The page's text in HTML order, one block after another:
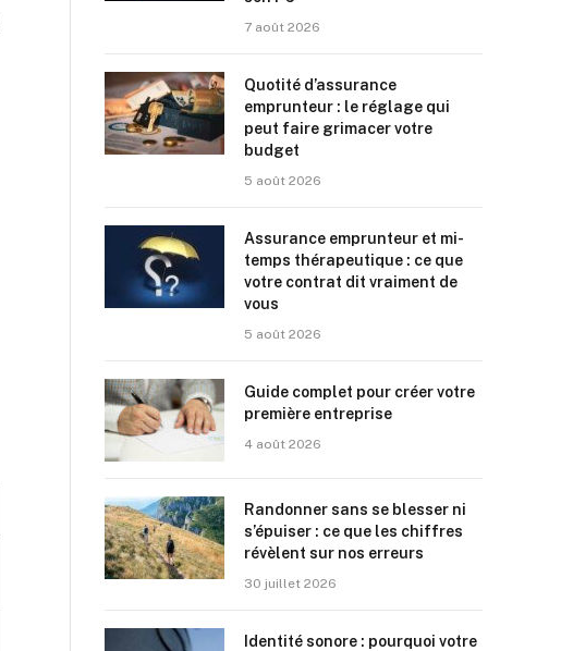
7 août 2026
Quotité d’assurance
emprunteur : le réglage qui
peut faire grimacer votre
budget
5 août 2026
Assurance emprunteur et mi-
temps thérapeutique : ce que
votre contrat dit vraiment de
vous
5 août 2026
Guide complet pour créer votre
première entreprise
4 août 2026
Randonner sans se blesser ni
s’épuiser : ce que les chiffres
révèlent sur nos erreurs
30 juillet 2026
Identité sonore : pourquoi votre